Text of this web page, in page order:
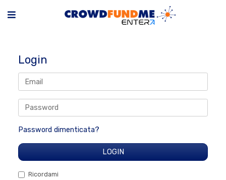
Login
Password dimenticata?
Ricordami